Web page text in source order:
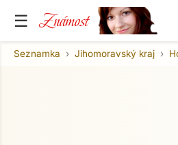
☰ Známost
Seznamka Jihomoravský kraj